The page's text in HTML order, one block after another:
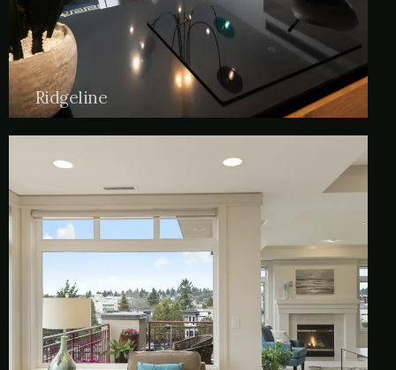
Ridgeline
Palo santo cloud bread art party williamsburg
green juice next level gastropub vice fam.